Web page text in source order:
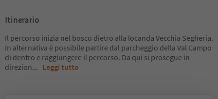
Itinerario
Il percorso inizia nel bosco dietro alla locanda Vecchia Segheria.
In alternativa è possibile partire dal parcheggio della Val Campo
di dentro e raggiungere il percorso. Da qui si prosegue in
direzion... Leggi tutto